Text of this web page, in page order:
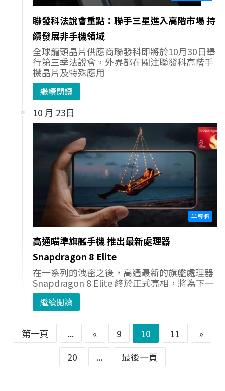
聯發科法說會重點：聯手三星進入高階市場 持
續發展非手機領域
全球龍頭晶片供應商聯發科即將於10月30日舉
行第三季法說會，外界都在關注聯發科高階手
機晶片及特殊應用
繼續閱讀
10 月 23日
半導體
高通瞄準旗艦手機 推出最新處理器
Snapdragon 8 Elite
在一系列的洩密之後，高通最新的旗艦處理器
Snapdragon 8 Elite 終於正式亮相，將為下一
繼續閱讀
第一頁 ... « 9 10 11
»
20
... 最後一頁